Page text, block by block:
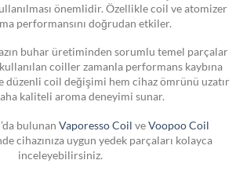
önemlidir. Özellikle coil ve atomizer
performansını doğrudan etkiler.
buhar üretiminden sorumlu temel parçalar
coiller zamanla performans kaybına
düzenli coil değişimi hem cihaz ömrünü uzatır
kaliteli aroma deneyimi sunar.
bulunan Vaporesso Coil veVoopoo Coil
cihazınıza uygun yedek parçaları kolayca
inceleyebilirsiniz.